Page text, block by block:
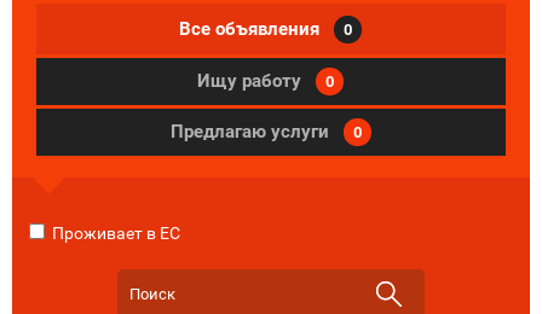
Все объявления 0
Ищу работу 0
Предлагаю услуги 0
Проживает в ЕС